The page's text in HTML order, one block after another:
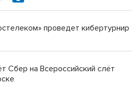
проведет кибертурнир
Сбер на Всероссийский слёт